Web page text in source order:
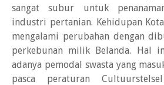
sangat subur untuk
industri pertanian. Kehidupan
mengalami perubahan dengan
perkebunan milik Belanda. Hal
adanya pemodal swasta yang
pasca peraturan